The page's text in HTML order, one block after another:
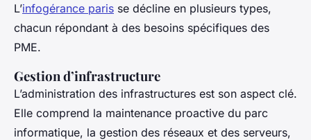
L’infogérance paris se décline en plusieurs types,
chacun répondant à des besoins spécifiques des
PME.
Gestion d’infrastructure
L’administration des infrastructures est son aspect clé.
Elle comprend la maintenance proactive du parc
informatique, la gestion des réseaux et des serveurs,